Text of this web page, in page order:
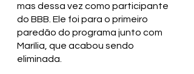
mas dessa vez como participante
do BBB. Ele foi para o primeiro
paredão do programa junto com
Marília, que acabou sendo
eliminada.